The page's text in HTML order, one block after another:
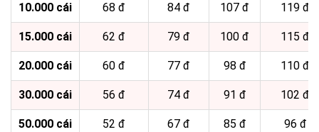
10.000 cái 68 đ 84 đ 107 đ 119 đ
15.000 cái 62 đ 79 đ 100 đ 115 đ
20.000 cái 60 đ 77 đ 98 đ 110 đ
30.000 cái 56 đ 74 đ 91 đ 102 đ
50.000 cái 52 đ 67 đ 85 đ 96 đ